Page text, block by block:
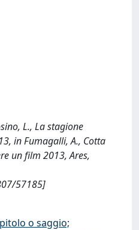
L., La stagione
in Fumagalli, A., Cotta
un film 2013, Ares,
57185]
o saggio;